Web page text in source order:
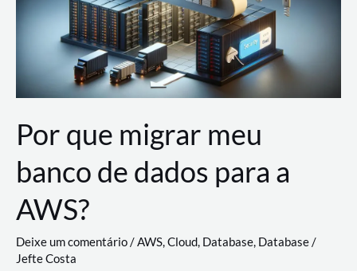
Por que migrar meu
banco de dados para a
AWS?
Deixe um comentário/AWS,Cloud, Database, Database/
Jefte Costa